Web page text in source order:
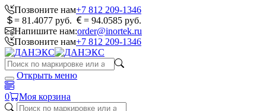
Позвоните нам+7 812 209-1346
= 81.4077 руб.
= 94.0585 руб.
Напишите нам:order@inortek.ru
Позвоните нам+7 812 209-1346
Открыть меню
0 Моя корзина